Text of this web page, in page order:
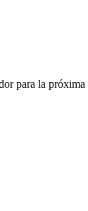
para la